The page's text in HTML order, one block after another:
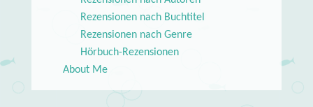
Rezensionen nach Buchtitel
Rezensionen nach Genre
Hörbuch-Rezensionen
About Me